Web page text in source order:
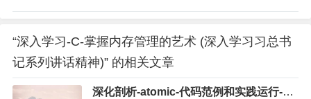
“深入学习-C-掌握内存管理的艺术 (深入学习习总书
记系列讲话精神)” 的相关文章
深化剖析-atomic-代码范例和实践运行-